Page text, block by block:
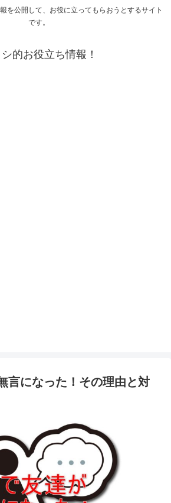
を公開して、お役に立ってもらおうとするサイト
です。
的お役立ち情報！
言になった！その理由と対